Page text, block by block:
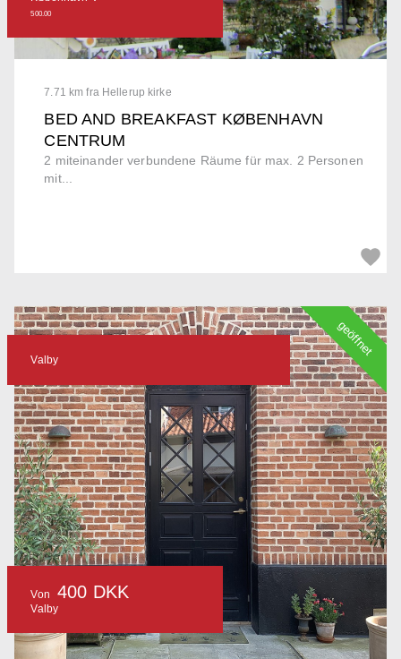
7.71 km fra Hellerup kirke
BED AND BREAKFAST KØBENHAVN
CENTRUM
2 miteinander verbundene Räume für max. 2 Personen
mit...
500.00
Valby
Von 400 DKK
Valby
geöffnet